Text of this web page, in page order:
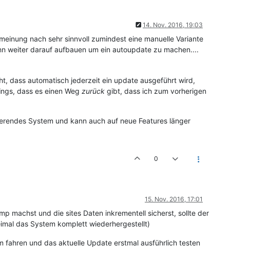
14. Nov. 2016, 19:03
nach sehr sinnvoll zumindest eine manuelle Variante
weiter darauf aufbauen um ein autoupdate zu machen....
dass automatisch jederzeit ein update ausgeführt wird,
dass es einen Weg zurück gibt, dass ich zum vorherigen
System und kann auch auf neue Features länger
0
15. Nov. 2016, 17:01
machst und die sites Daten inkrementell sicherst, sollte der
das System komplett wiederhergestellt)
fahren und das aktuelle Update erstmal ausführlich testen